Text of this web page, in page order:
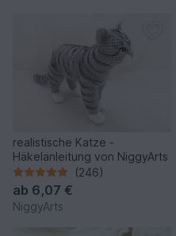
realistische Katze -
Häkelanleitung von NiggyArts
(246)
ab 6,07 €
NiggyArts